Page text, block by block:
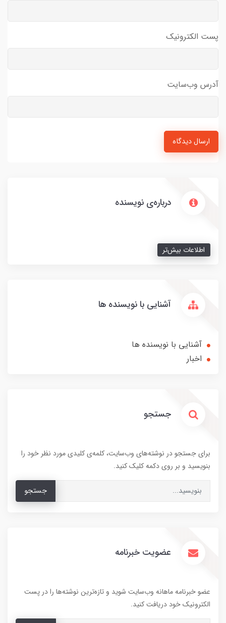
پست الکترونیک
آدرس وب‌سایت
ارسال دیدگاه
درباره‌ی نویسنده
اطلاعات بیش‌تر
آشنایی با نویسنده ها
آشنایی با نویسنده ها
اخبار
جستجو
برای جستجو در نوشته‌های وب‌سایت، کلمه‌ی کلیدی مورد نظر خود را
بنویسید و بر روی دکمه کلیک کنید.
جستجو
عضویت خبرنامه
عضو خبرنامه ماهانه وب‌سایت شوید و تازه‌ترین نوشته‌ها را در پست
الکترونیک خود دریافت کنید.